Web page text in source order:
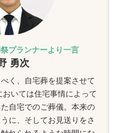
プランナーより一言
勇次
く、自宅葬を提案させて
いては住宅事情によって
自宅でのご葬儀。本来の
に、そしてお見送りをさ